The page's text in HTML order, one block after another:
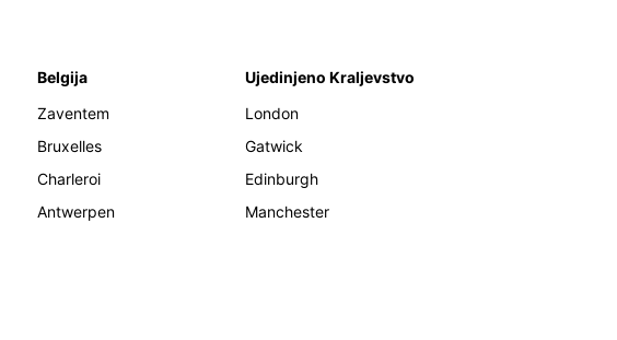
Belgija
Zaventem
Bruxelles
Charleroi
Antwerpen
Ujedinjeno Kraljevstvo
London
Gatwick
Edinburgh
Manchester